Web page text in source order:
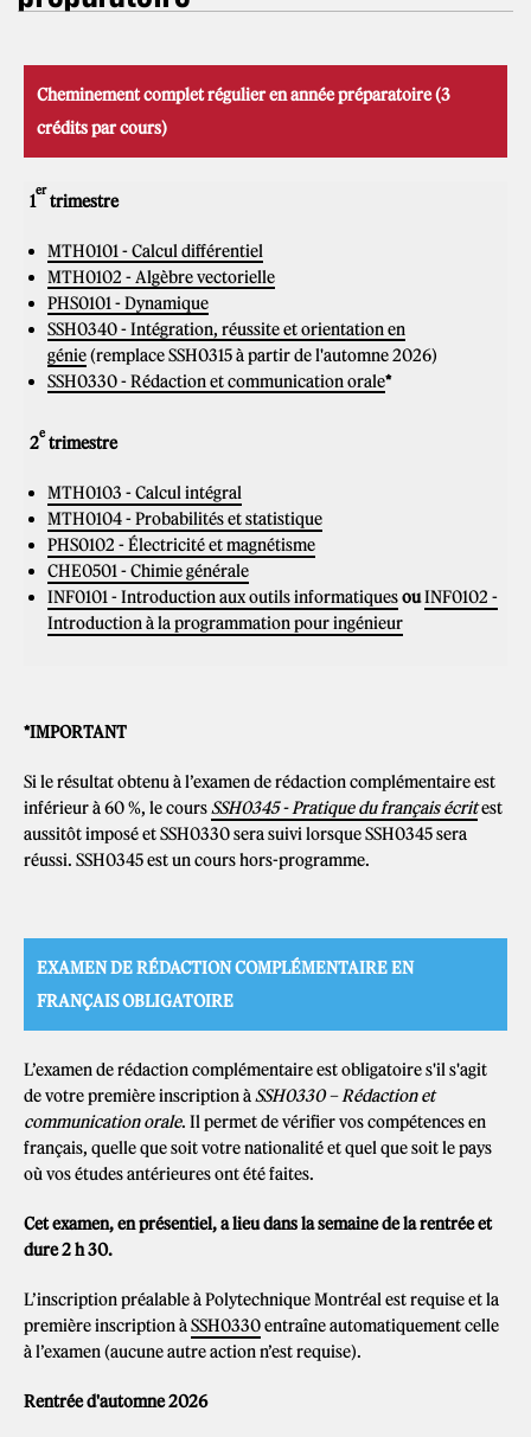
Cheminement complet régulier en année préparatoire (3
crédits par cours)
1
er
trimestre
MTH0101 - Calcul différentiel
MTH0102 - Algèbre vectorielle
PHS0101 - Dynamique
SSH0340 - Intégration, réussite et orientation en
génie(remplace SSH0315 à partir de l'automne 2026)
SSH0330 - Rédaction et communication orale*
2
e
trimestre
MTH0103 - Calcul intégral
MTH0104 - Probabilités et statistique
PHS0102 - Électricité et magnétisme
CHE0501 - Chimie générale
INF0101 - Introduction aux outils informatiquesouINF0102 -
Introduction à la programmation pour ingénieur
*IMPORTANT
Si le résultat obtenu à l’examen de rédaction complémentaire est
inférieur à 60 %, le coursSSH0345 - Pratique du français écritest
aussitôt imposé et SSH0330 sera suivi lorsque SSH0345 sera
réussi. SSH0345 est un cours hors-programme.
EXAMEN DE RÉDACTION COMPLÉMENTAIRE EN
FRANÇAIS OBLIGATOIRE
L’examen de rédaction complémentaire est obligatoire s'il s'agit
de votre première inscription àSSH0330 – Rédaction et
communication orale. Il permet de vérifier vos compétences en
français, quelle que soit votre nationalité et quel que soit le pays
où vos études antérieures ont été faites.
Cet examen,en présentiel, a lieu dans la semaine de la rentrée et
dure 2 h 30.
L’inscription préalable à Polytechnique Montréal est requise et la
première inscription àSSH0330entraîne automatiquement celle
à l’examen (aucune autre action n’est requise).
Rentrée d'automne 2026